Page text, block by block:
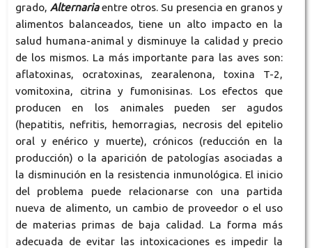
grado, Alternariaentre otros. Su presencia en granos y
alimentos balanceados, tiene un alto impacto en la
salud humana-animal y disminuye la calidad y precio
de los mismos. La más importante para las aves son:
aflatoxinas, ocratoxinas, zearalenona, toxina T-2,
vomitoxina, citrina y fumonisinas. Los efectos que
producen en los animales pueden ser agudos
(hepatitis, nefritis, hemorragias, necrosis del epitelio
oral y enérico y muerte), crónicos (reducción en la
producción) o la aparición de patologías asociadas a
la disminución en la resistencia inmunológica. El inicio
del problema puede relacionarse con una partida
nueva de alimento, un cambio de proveedor o el uso
de materias primas de baja calidad. La forma más
adecuada de evitar las intoxicaciones es impedir la